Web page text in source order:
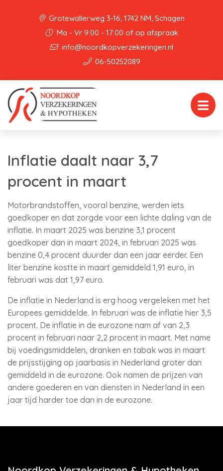
Grotewallerweg 3-16, 1742 NM, Schagen
Ma - Vr 9:00 - 17:00 of op afspraak
info@noordkopverzekeringen.nl
06-50252089
Inflatie daalt naar 3,7
procent in maart
Motorbrandstoffen, vooral benzine, werden iets
goedkoper en dat zorgde voor een lichte daling van de
inflatie. In maart 2025 was benzine 3,1 procent
goedkoper dan in maart 2024, in februari 2025 was
benzine 0,4 procent duurder dan een jaar eerder. Een
liter benzine kostte in maart gemiddeld 1,91 euro, in
februari was dat 1,97 euro.
De inflatie in Nederland is erg hoog vergeleken met het
Europees gemiddelde. In februari was de inflatie hier 3,5
procent. De inflatie in de eurozone nam af van 2,3
procent in februari naar 2,2 procent in maart. Met name
bij voedingsmiddelen, dranken en tabak was in maart
de prijsstijging op jaarbasis in Nederland groter dan
gemiddeld in de eurozone. Ook namen de prijzen van
andere goederen en van diensten in Nederland in een
jaar tijd harder toe dan in de eurozone.